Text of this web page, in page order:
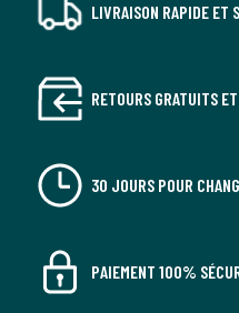
LIVRAISON RAPIDE ET
RETOURS GRATUITS
30 JOURS POUR
PAIEMENT 100%